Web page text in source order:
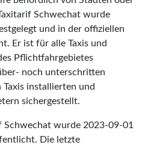
Schwechat wurde
und in der offiziellen
Er ist für alle Taxis und
Pflichtfahrgebietes
noch unterschritten
installierten und
sichergestellt.
Schwechat wurde 2023-09-01
Die letzte